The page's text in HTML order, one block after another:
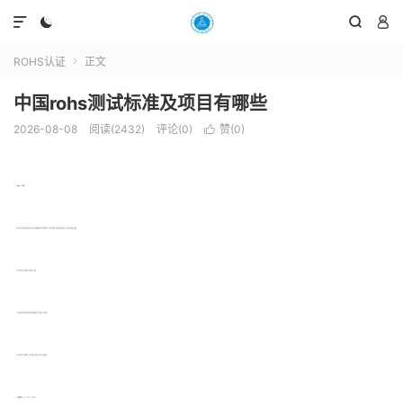
  

ROHS认证  正文
中国rohs测试标准及项目有哪些
2026-08-08 阅读(2432) 评论(0)  赞(0)